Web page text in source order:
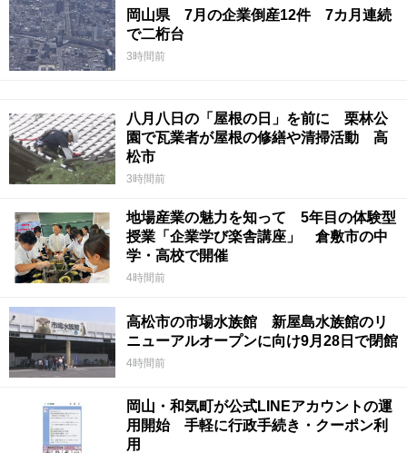
岡山県 7月の企業倒産12件 7カ月連続
で二桁台
3時間前
八月八日の「屋根の日」を前に 栗林公
園で瓦業者が屋根の修繕や清掃活動 高
松市
3時間前
地場産業の魅力を知って 5年目の体験型
授業「企業学び楽舎講座」 倉敷市の中
学・高校で開催
4時間前
高松市の市場水族館 新屋島水族館のリ
ニューアルオープンに向け9月28日で閉館
4時間前
岡山・和気町が公式LINEアカウントの運
用開始 手軽に行政手続き・クーポン利
用